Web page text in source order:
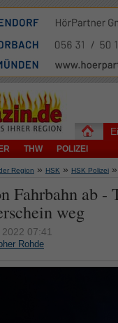
THW POLIZEI
Region » HSK » HSK Polizei »
Fahrbahn ab -
weg
07:41
Rohde